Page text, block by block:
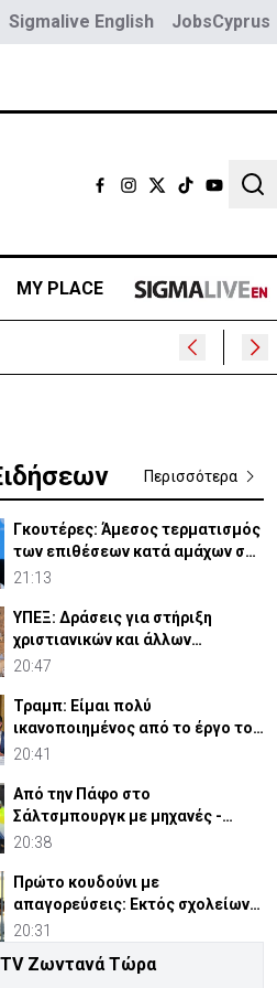
Sigmalive English JobsCyprus
MY PLACE
Περισσότερα
Γκουτέρες: Άμεσος τερματισμός
των επιθέσεων κατά αμάχων σε
Ουκρανία και Ρωσία
21:13
ΥΠΕΞ: Δράσεις για στήριξη
χριστιανικών και άλλων
κοινοτήτων στη Μέση Ανατολή
20:47
Τραμπ: Είμαι πολύ
ικανοποιημένος από το έργο του
Χέγκσεθ στο Υπ. Άμυνας
20:41
Από την Πάφο στο
Σάλτσμπουργκ με μηχανές -
6.000 χιλιόμετρα για την ομάδα
20:38
Πρώτο κουδούνι με
απαγορεύσεις: Εκτός σχολείων
εμβλήματα κομμάτων και
20:31
Συρία: Βόμβα εξερράγη σε
Ζωντανά Τώρα